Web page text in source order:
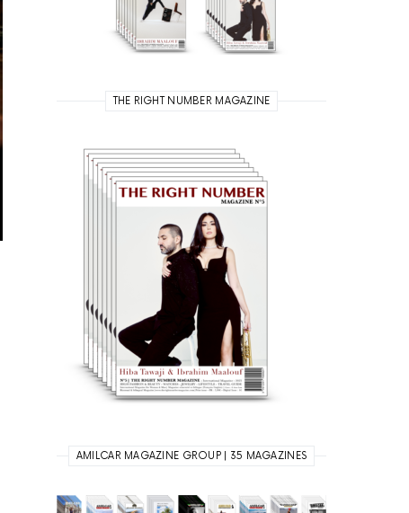
THE RIGHT NUMBER MAGAZINE
AMILCAR MAGAZINE GROUP | 35 MAGAZINES